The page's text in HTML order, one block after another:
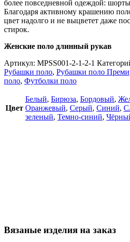
более повседневной одеждой:
Благодаря активному крашению
цвет надолго и не выцветет даже
стирок.
Женские поло длинный рукав
Артикул: MPSS001-2-1-2-1
Рубашки поло, Рубашки поло
поло, Футболки поло
Цвет
Белый, Бирюза, Бордовый,
Оранжевый, Серый, Синий,
зеленый, Темно-синий,
Вязаные изделия на заказ